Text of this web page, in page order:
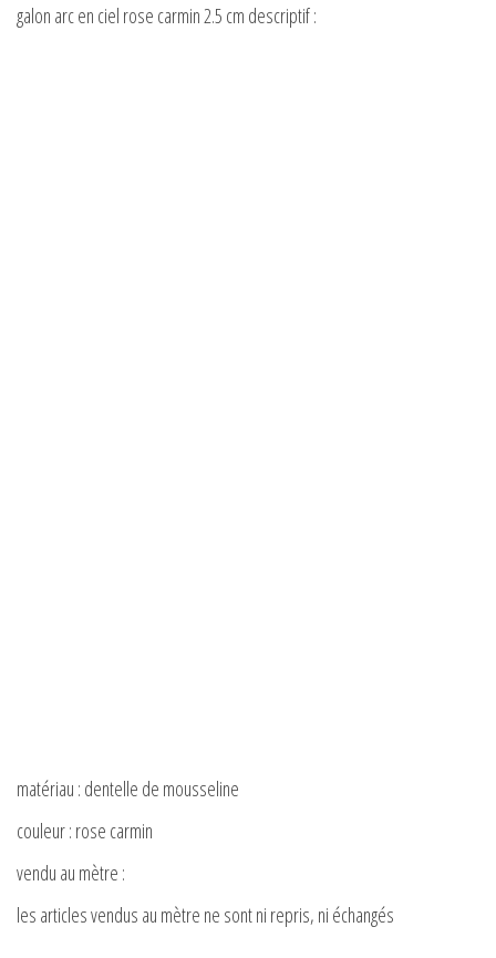
galon arc en ciel rose carmin 2.5 cm descriptif :
matériau : dentelle de mousseline
couleur : rose carmin
vendu au mètre :
les articles vendus au mètre ne sont ni repris, ni échangés